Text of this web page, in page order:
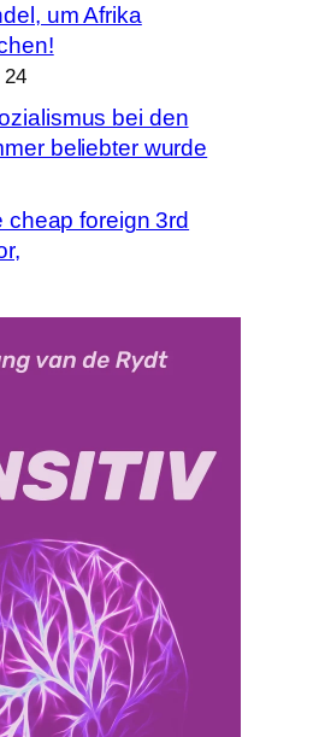
um Afrika
24
bei den
beliebter wurde
cheap foreign 3rd